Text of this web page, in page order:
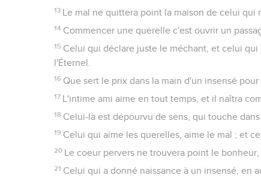
13 Le mal ne quittera point la maison de celui qui
14 Commencer une querelle c'est ouvrir un
15 Celui qui déclare juste le méchant, et celui
l'Éternel.
16 Que sert le prix dans la main d'un insensé
17 L'intime ami aime en tout temps, et il naîtra
18 Celui-là est dépourvu de sens, qui touche
19 Celui qui aime les querelles, aime le mal ; et
20 Le coeur pervers ne trouvera point le
21 Celui qui a donné naissance à un insensé, en